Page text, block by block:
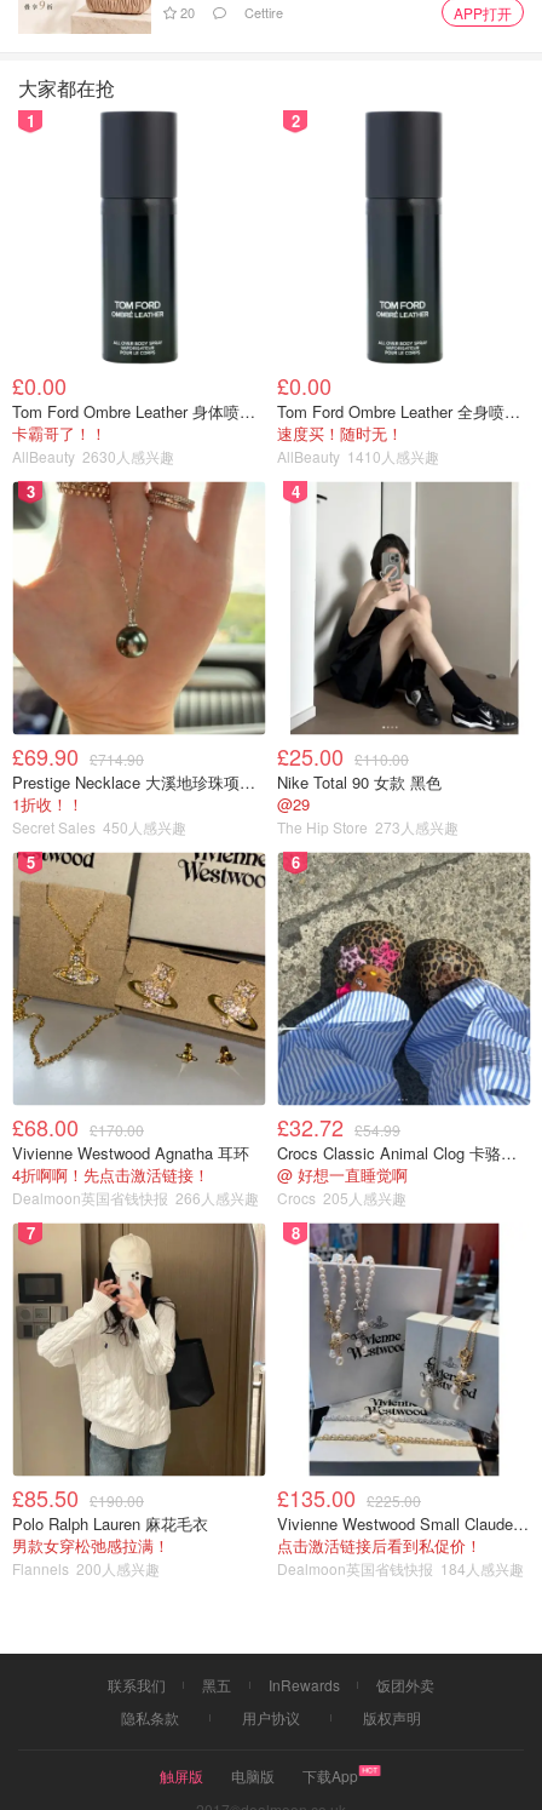
第二天：出发去巴卢莱保护区
航班信息
第二天一早用完早餐我就办理退房手续回到机场了，这时候
翰内斯堡的机场分为两个航站楼，1号是国际航站楼，2号是
没饭吃的威胁下在机场又吃了一顿（然后it turned out to be
飞机上给了吃的，入住了酒店正好又赶上它们的午饭：D）
约翰内斯堡的机场餐厅也挺多的，而且和美国比起来就觉得
什么都便宜XD 我们下图这一顿大概就20刀吧，图中的三明
治只是一份中的1/3，我们只点了一份，结果服务员贴心的
平均分成了三份，真的什么东西的size都是巨大的，
everything is not only big in Texas LMAO
拍吃博主再度上线2333
回到正题，我们第二天是从约翰内斯堡飞帕拉博鲁瓦的航班
SA 8853，飞行时长大概一小时左右。这个航班是一架超级
小的飞机，就直接半个两三个台阶的梯子就上去了，第一坐
这么小的飞机感觉好新奇哈哈~到达了帕拉博鲁瓦之后那个
机场也是让我震惊.jpg，下飞机真的是走路去的航站楼，说
是个航站楼不如说就是个小小的度假村的感觉，真的和机场
一点关系都搭不着边2333
20 Cettire APP打开
大家都在抢
1
£0.00
Tom Ford Ombre Leather 身体喷雾 150ml
卡霸哥了！！
AllBeauty 2630人感兴趣
2
£0.00
Tom Ford Ombre Leather 全身喷雾 150ml
速度买！随时无！
AllBeauty 1410人感兴趣
3
£69.90 £714.90
Prestige Necklace 大溪地珍珠项链 10-11mm
1折收！！
Secret Sales 450人感兴趣
4
£25.00 £110.00
Nike Total 90 女款 黑色
@29
The Hip Store 273人感兴趣
5
£68.00 £170.00
Vivienne Westwood Agnatha 耳环
4折啊啊！先点击激活链接！
Dealmoon英国省钱快报 266人感兴趣
6
£32.72 £54.99
Crocs Classic Animal Clog 卡骆驰动物印花洞洞鞋
@ 好想一直睡觉啊
Crocs 205人感兴趣
7
£85.50 £190.00
Polo Ralph Lauren 麻花毛衣
男款女穿松弛感拉满！
Flannels 200人感兴趣
8
£135.00 £225.00
Vivienne Westwood Small Claude 珍珠项链
点击激活链接后看到私促价！
Dealmoon英国省钱快报 184人感兴趣
联系我们 黑五 InRewards
饭团外卖
隐私条款
用户协议 版权声明
触屏版 电脑版
下载App